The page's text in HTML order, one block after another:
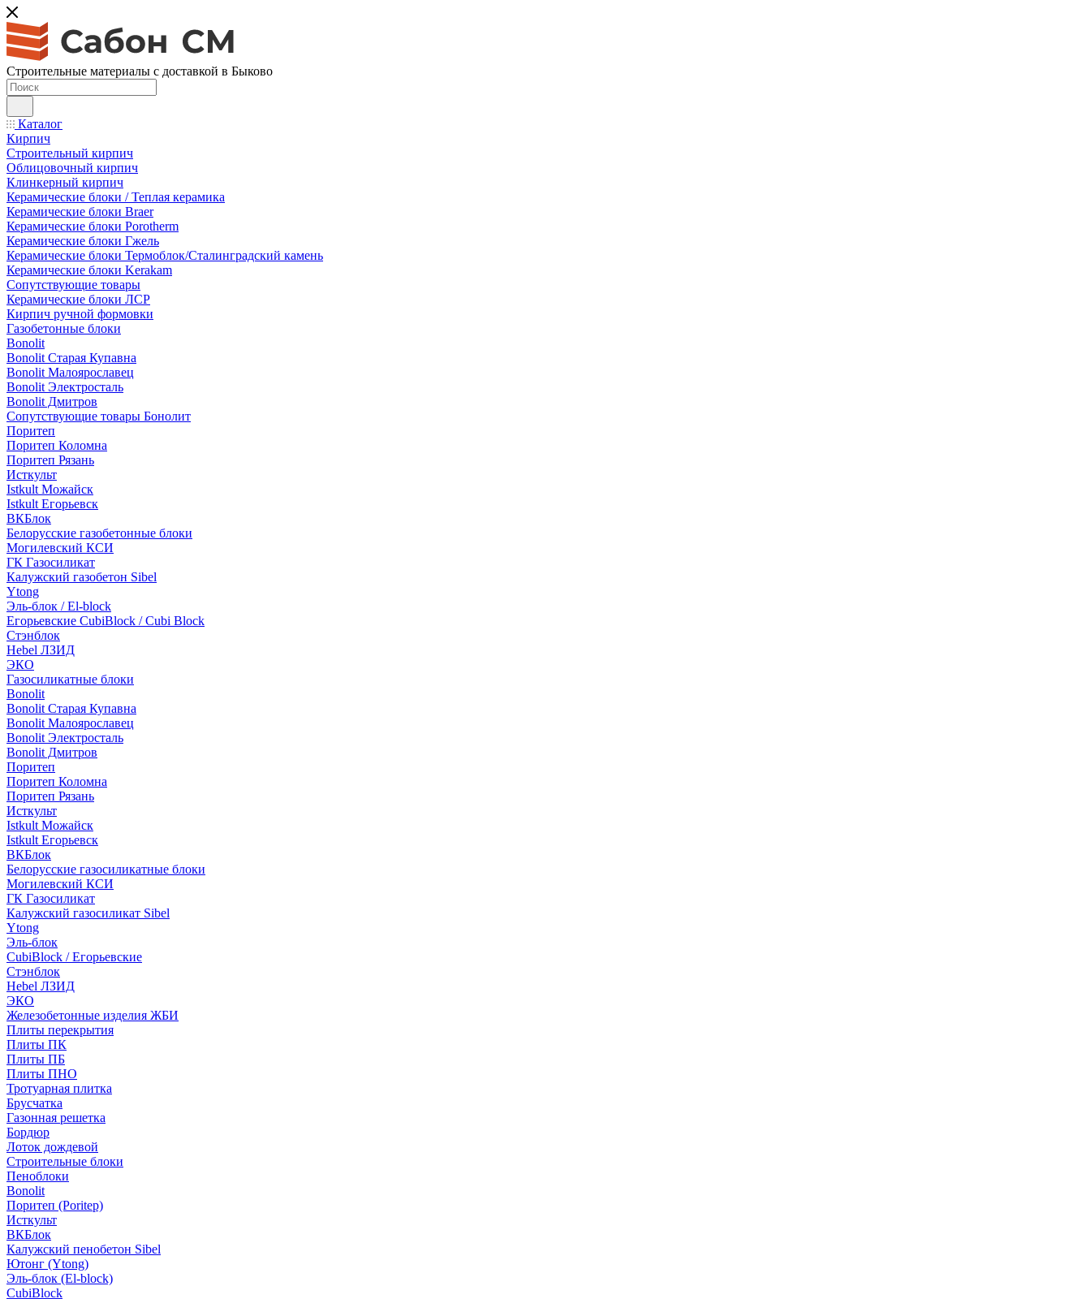
Строительные материалы с доставкой в Быково
Каталог
Кирпич
Строительный кирпич
Облицовочный кирпич
Клинкерный кирпич
Керамические блоки / Теплая керамика
Керамические блоки Braer
Керамические блоки Porotherm
Керамические блоки Гжель
Керамические блоки Термоблок/Сталинградский камень
Керамические блоки Kerakam
Сопутствующие товары
Керамические блоки ЛСР
Кирпич ручной формовки
Газобетонные блоки
Bonolit
Bonolit Старая Купавна
Bonolit Малоярославец
Bonolit Электросталь
Bonolit Дмитров
Сопутствующие товары Бонолит
Поритеп
Поритеп Коломна
Поритеп Рязань
Исткульт
Istkult Можайск
Istkult Егорьевск
ВКБлок
Белорусские газобетонные блоки
Могилевский КСИ
ГК Газосиликат
Калужский газобетон Sibel
Ytong
Эль-блок / El-block
Егорьевские CubiBlock / Cubi Block
Стэнблок
Hebel ЛЗИД
ЭКО
Газосиликатные блоки
Bonolit
Bonolit Старая Купавна
Bonolit Малоярославец
Bonolit Электросталь
Bonolit Дмитров
Поритеп
Поритеп Коломна
Поритеп Рязань
Исткульт
Istkult Можайск
Istkult Егорьевск
ВКБлок
Белорусские газосиликатные блоки
Могилевский КСИ
ГК Газосиликат
Калужский газосиликат Sibel
Ytong
Эль-блок
CubiBlock / Егорьевские
Стэнблок
Hebel ЛЗИД
ЭКО
Железобетонные изделия ЖБИ
Плиты перекрытия
Плиты ПК
Плиты ПБ
Плиты ПНО
Тротуарная плитка
Брусчатка
Газонная решетка
Бордюр
Лоток дождевой
Строительные блоки
Пеноблоки
Bonolit
Поритеп (Poritep)
Исткульт
ВКБлок
Калужский пенобетон Sibel
Ютонг (Ytong)
Эль-блок (El-block)
CubiBlock